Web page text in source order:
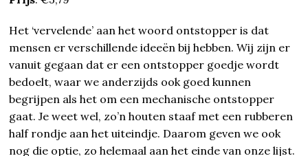
Het ‘vervelende’ aan het woord ontstopper is dat
mensen er verschillende ideeën bij hebben. Wij zijn er
vanuit gegaan dat er een ontstopper goedje wordt
bedoelt, waar we anderzijds ook goed kunnen
begrijpen als het om een mechanische ontstopper
gaat. Je weet wel, zo’n houten staaf met een rubberen
half rondje aan het uiteindje. Daarom geven we ook
nog die optie, zo helemaal aan het einde van onze lijst.